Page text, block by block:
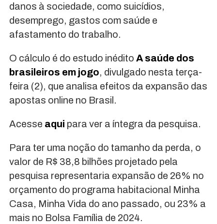
danos à sociedade, como suicídios,
desemprego, gastos com saúde e
afastamento do trabalho.
O cálculo é do estudo inédito A saúde dos
brasileiros em jogo, divulgado nesta terça-
feira (2), que analisa efeitos da expansão das
apostas online no Brasil.
Acesse aqui para ver a íntegra da pesquisa.
Para ter uma noção do tamanho da perda, o
valor de R$ 38,8 bilhões projetado pela
pesquisa representaria expansão de 26% no
orçamento do programa habitacional Minha
Casa, Minha Vida do ano passado, ou 23% a
mais no Bolsa Família de 2024.